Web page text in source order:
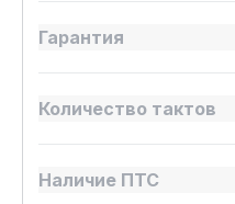
Гарантия
Количество тактов
Наличие ПТС